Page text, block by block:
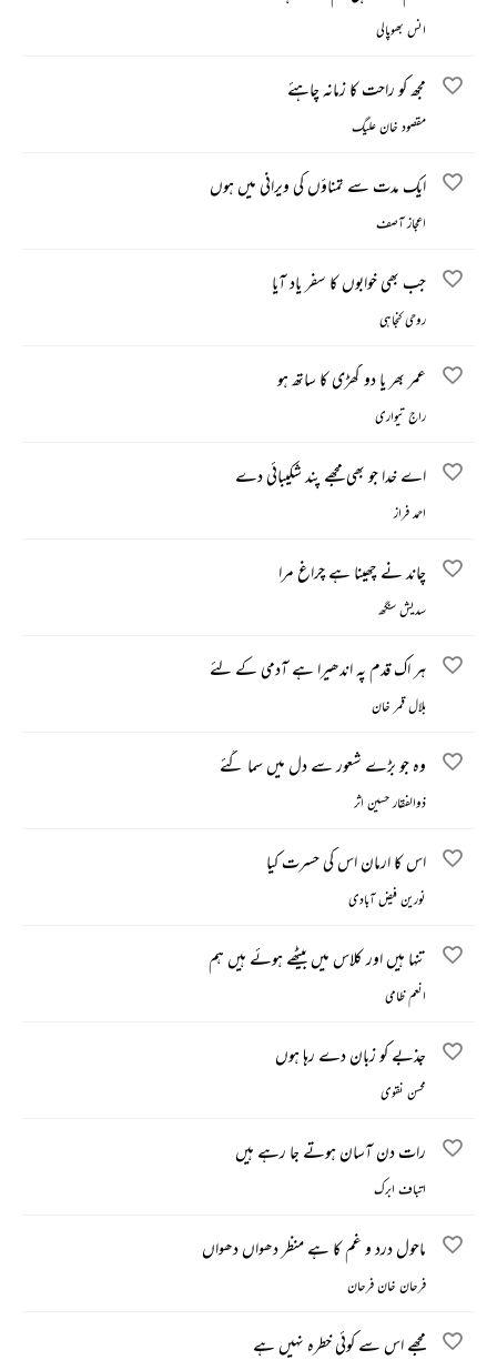
انس بھوپالی
مجھ کو راحت کا زمانہ چاہئے
مقصود خان علیگ
ایک مدت سے تمناؤں کی ویرانی میں ہوں
اعجاز آصف
جب بھی خوابوں کا سفر یاد آیا
روحی کنجاہی
عمر بھر یا دو گھڑی کا ساتھ ہو
راج تیواری
اے خدا جو بھی مجھے پند شکیبائی دے
احمد فراز
چاند نے چھینا ہے چراغ مرا
سدیش سنگھ
ہر اک قدم پہ اندھیرا ہے آدمی کے لئے
بلال قمر خان
وہ جو بڑے شعور سے دل میں سما گئے
ذوالفقار حسین اثر
اس کا ارمان اس کی حسرت کیا
نورین فیض آبادی
تنہا ہیں اور کلاس میں بیٹھے ہوئے ہیں ہم
انعم ظامی
جذبے کو زبان دے رہا ہوں
محسن نقوی
رات دن آسان ہوتے جا رہے ہیں
اتباف ابرک
ماحول درد و غم کا ہے منظر دھواں دھواں
فرحان خان فرحان
مجھے اس سے کوئی خطرہ نہیں ہے